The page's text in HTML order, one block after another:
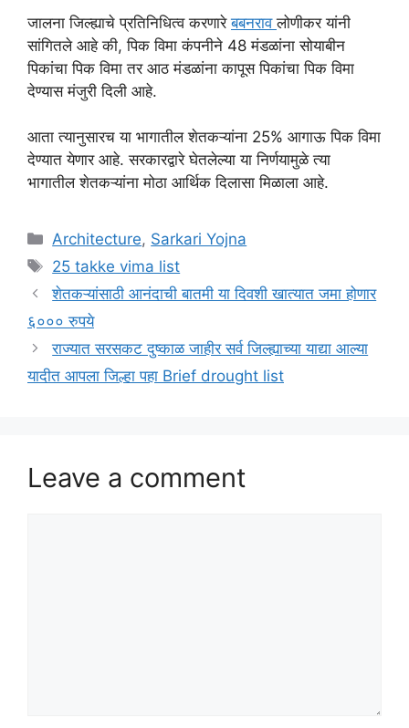
जालना जिल्ह्याचे प्रतिनिधित्व करणारेबबनरावलोणीकर यांनी
सांगितले आहे की, पिक विमा कंपनीने 48 मंडळांना सोयाबीन
पिकांचा पिक विमा तर आठ मंडळांना कापूस पिकांचा पिक विमा
देण्यास मंजुरी दिली आहे.
आता त्यानुसारच या भागातील शेतकऱ्यांना 25% आगाऊ पिक विमा
देण्यात येणार आहे. सरकारद्वारे घेतलेल्या या निर्णयामुळे त्या
भागातील शेतकऱ्यांना मोठा आर्थिक दिलासा मिळाला आहे.
Categories
Architecture, Sarkari Yojna
Tags
25 takke vima list
शेतकऱ्यांसाठी आनंदाची बातमी या दिवशी खात्यात जमा होणार
६००० रुपये
राज्यात सरसकट दुष्काळ जाहीर सर्व जिल्ह्याच्या याद्या आल्या
यादीत आपला जिल्हा पहा Brief drought list
Leave a comment